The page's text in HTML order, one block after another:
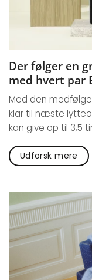
Der følger en
med hvert par
Med den
klar til næste
kan give op til 3,5
Udforsk mere